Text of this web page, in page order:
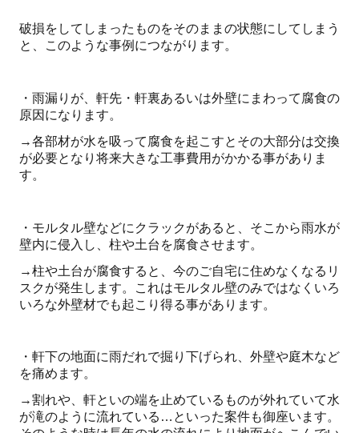
破損をしてしまったものをそのままの状態にしてしまう
と、このような事例につながります。
・雨漏りが、軒先・軒裏あるいは外壁にまわって腐食の
原因になります。
→各部材が水を吸って腐食を起こすとその大部分は交換
が必要となり将来大きな工事費用がかかる事がありま
す。
・モルタル壁などにクラックがあると、そこから雨水が
壁内に侵入し、柱や土台を腐食させます。
→柱や土台が腐食すると、今のご自宅に住めなくなるリ
スクが発生します。これはモルタル壁のみではなくいろ
いろな外壁材でも起こり得る事があります。
・軒下の地面に雨だれで掘り下げられ、外壁や庭木など
を痛めます。
→割れや、軒といの端を止めているものが外れていて水
が滝のように流れている…といった案件も御座います。